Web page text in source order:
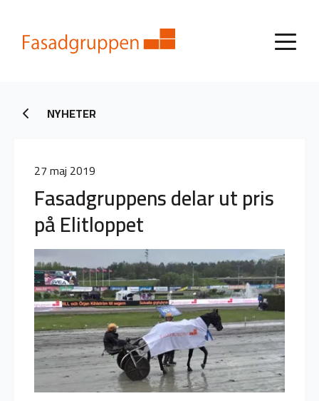
NYHETER
27 maj 2019
Fasadgruppens delar ut pris
på Elitloppet